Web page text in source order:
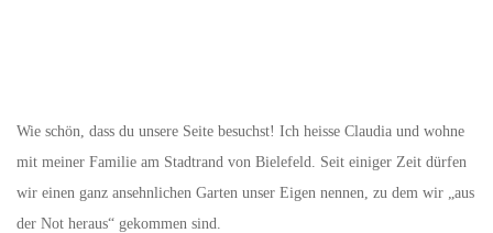
Wie schön, dass du unsere Seite besuchst! Ich heisse Claudia und wohne
mit meiner Familie am Stadtrand von Bielefeld. Seit einiger Zeit dürfen
wir einen ganz ansehnlichen Garten unser Eigen nennen, zu dem wir „aus
der Not heraus“ gekommen sind.